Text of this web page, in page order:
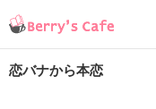
恋バナから本恋